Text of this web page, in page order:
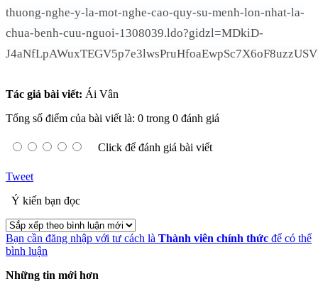
thuong-nghe-y-la-mot-nghe-cao-quy-su-menh-lon-nhat-la-
chua-benh-cuu-nguoi-1308039.ldo?gidzl=MDkiD-
Tác giả bài viết: Ái Vân
Tổng số điểm của bài viết là: 0 trong 0 đánh giá
Click để đánh giá bài viết
Tweet
Ý kiến bạn đọc
Bạn cần đăng nhập với tư cách là Thành viên chính thức để có thể
bình luận
Những tin mới hơn